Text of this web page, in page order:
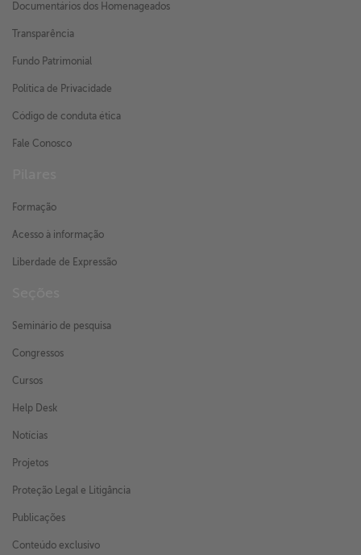
Documentários dos Homenageados
Transparência
Fundo Patrimonial
Política de Privacidade
Código de conduta ética
Fale Conosco
Formação
Acesso à informação
Liberdade de Expressão
Seminário de pesquisa
Congressos
Cursos
Help Desk
Notícias
Projetos
Proteção Legal e Litigância
Publicações
Conteúdo exclusivo